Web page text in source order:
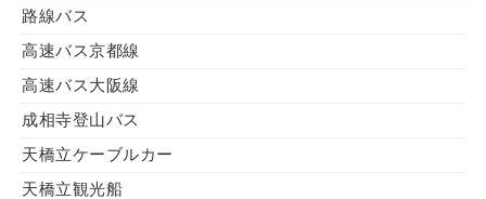
路線バス
高速バス京都線
高速バス大阪線
成相寺登山バス
天橋立ケーブルカー
天橋立観光船